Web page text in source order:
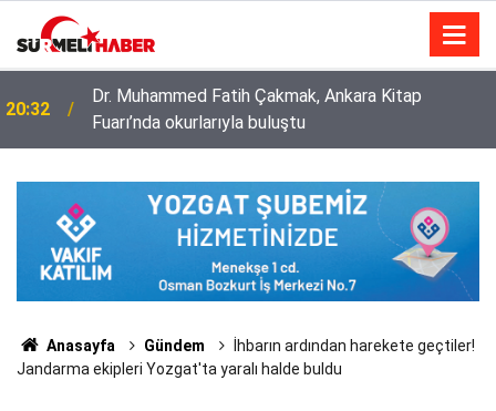
20:32
Dr. Muhammed Fatih Çakmak, Ankara Kitap
14:52
Diyanet İşleri Başkanlığı ile Türkiye Diyanet Vakfı
milyonları sevindirdi
Anasayfa Gündem
İhbarın ardından harekete geçtiler!
Jandarma ekipleri Yozgat'ta yaralı halde buldu